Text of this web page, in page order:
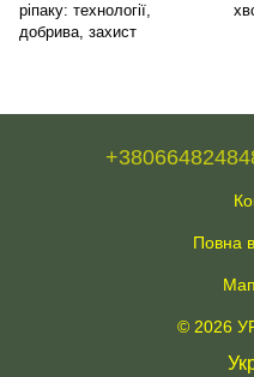
ріпаку: технології,
добрива, захист
Повна
© 2026